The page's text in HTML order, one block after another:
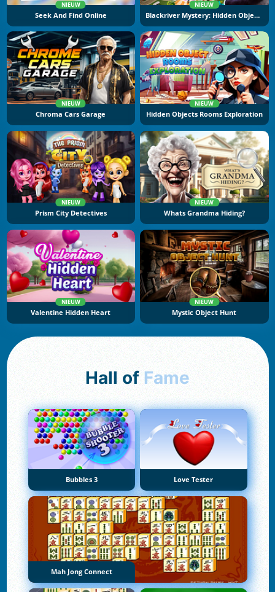
NIEUW
Seek And Find Online
NIEUW
Blackriver Mystery: Hidden Objects
NIEUW
Chroma Cars Garage
NIEUW
Hidden Objects Rooms Exploration
NIEUW
Prism City Detectives
NIEUW
Whats Grandma Hiding?
NIEUW
Valentine Hidden Heart
NIEUW
Mystic Object Hunt
Hall of Fame
Bubbles 3 Love Tester
Mah Jong Connect